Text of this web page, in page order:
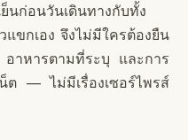
นก่อนวันเดินทางกับทั้ง
ขกเอง จึงไม่มีใครต้องยืน
าหารตามที่ระบุ และการ
ต — ไม่มีเรื่องเซอร์ไพรส์